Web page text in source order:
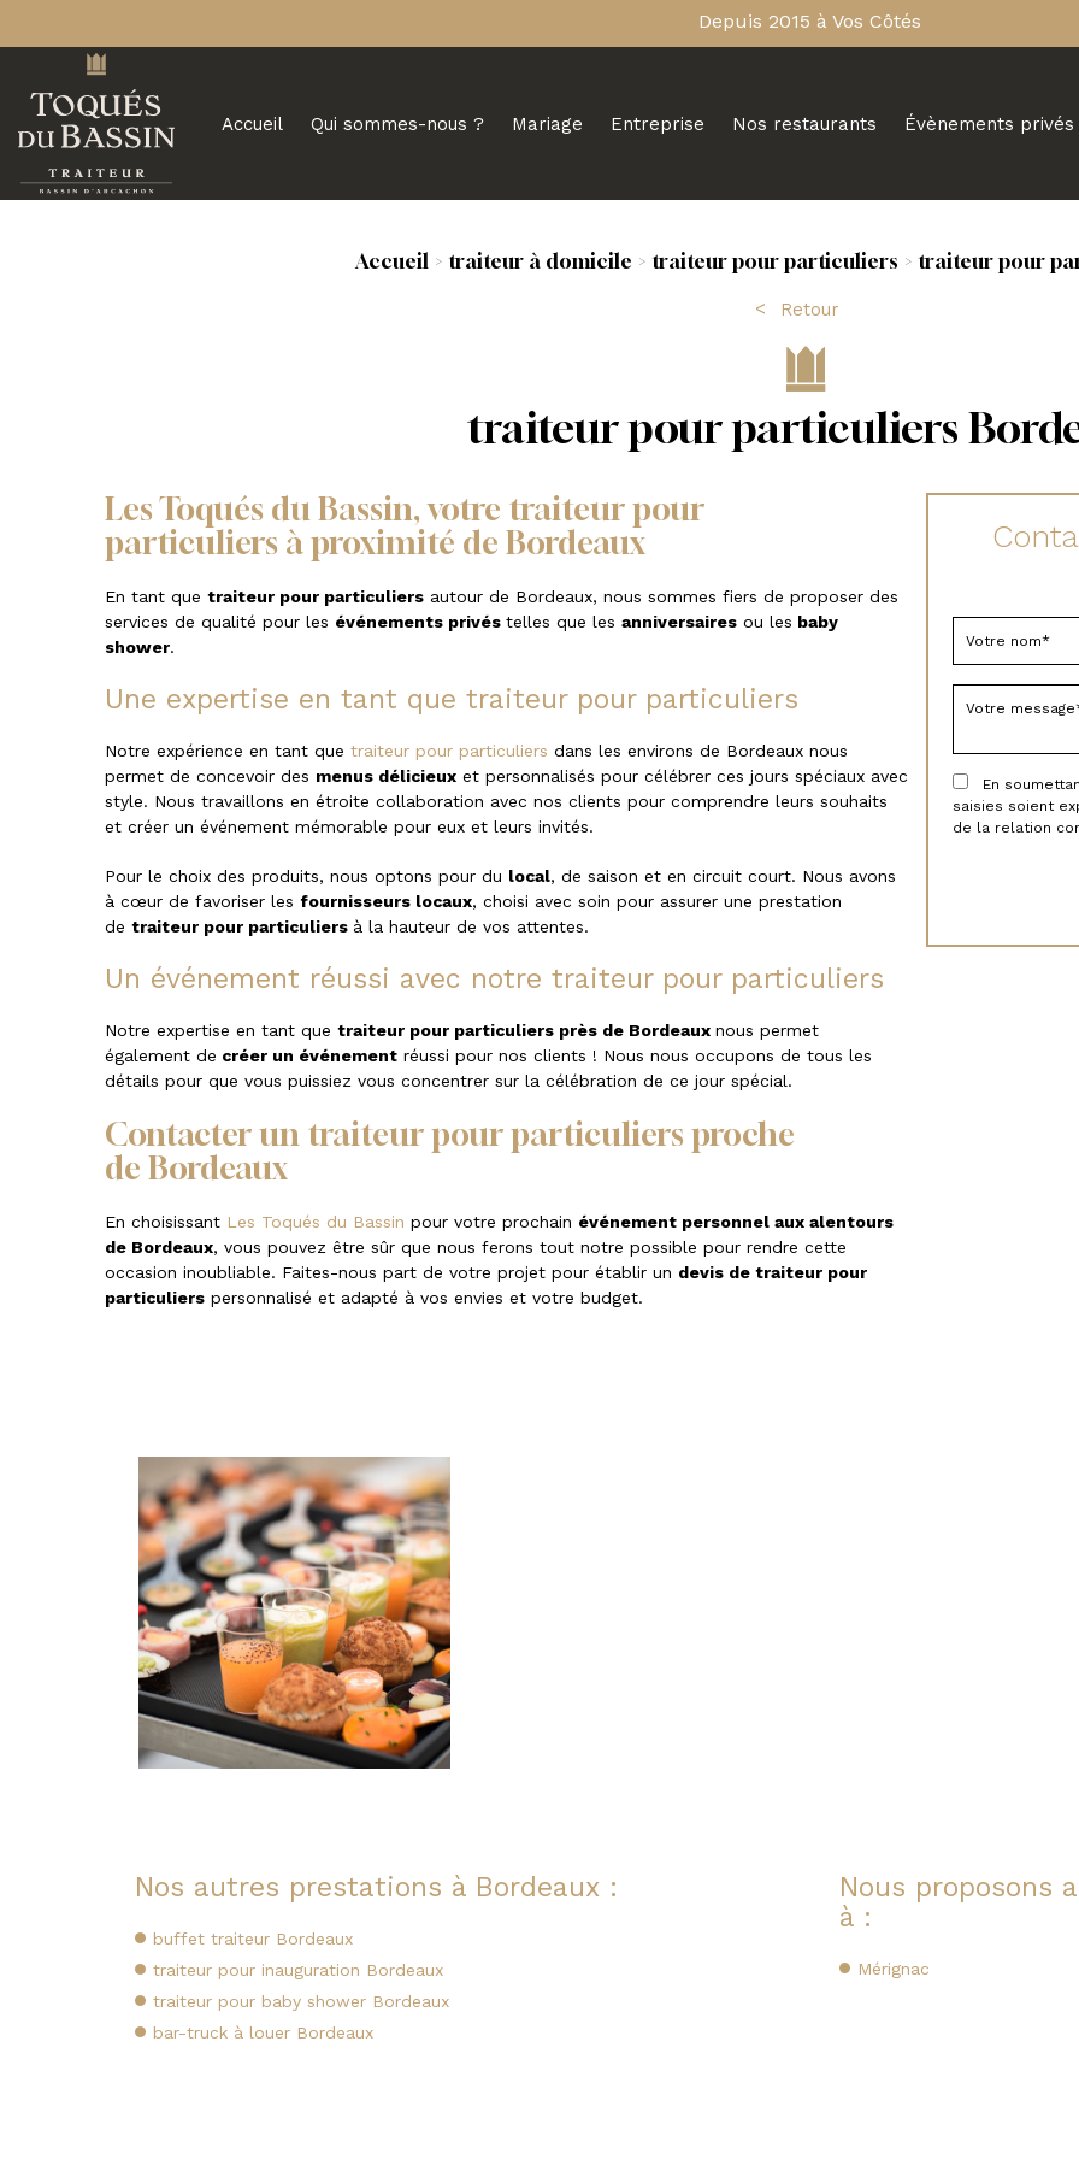
Depuis 2015 à Vos Côtés
Accueil Qui sommes-nous ? Mariage Entreprise Nos restaurants Évènements privés
Accueil traiteur à domicile traiteur pour particuliers traiteur pour
Retour
traiteur pour particuliers
Les Toqués du Bassin, votre traiteur pour
particuliers à proximité de Bordeaux
En tant que traiteur pour particuliers autour de Bordeaux, nous sommes fiers de proposer des
services de qualité pour les événements privés telles que les anniversaires ou les baby
shower.
Une expertise en tant que traiteur pour particuliers
Notre expérience en tant que traiteur pour particuliers dans les environs de Bordeaux nous
permet de concevoir des menus délicieux et personnalisés pour célébrer ces jours spéciaux avec
style. Nous travaillons en étroite collaboration avec nos clients pour comprendre leurs souhaits
et créer un événement mémorable pour eux et leurs invités.
Pour le choix des produits, nous optons pour du local, de saison et en circuit court. Nous avons
à cœur de favoriser les fournisseurs locaux, choisi avec soin pour assurer une prestation
de traiteur pour particuliers à la hauteur de vos attentes.
Un événement réussi avec notre traiteur pour particuliers
Notre expertise en tant que traiteur pour particuliers près de Bordeaux nous permet
également de créer un événement réussi pour nos clients ! Nous nous occupons de tous les
détails pour que vous puissiez vous concentrer sur la célébration de ce jour spécial.
Contacter un traiteur pour particuliers proche
de Bordeaux
En choisissant Les Toqués du Bassin pour votre prochain événement personnel aux alentours
de Bordeaux, vous pouvez être sûr que nous ferons tout notre possible pour rendre cette
occasion inoubliable. Faites-nous part de votre projet pour établir un devis de traiteur pour
particuliers personnalisé et adapté à vos envies et votre budget.
En
saisies soient
de la relation
Nos autres prestations à Bordeaux :
buffet traiteur Bordeaux
traiteur pour inauguration Bordeaux
traiteur pour baby shower Bordeaux
bar-truck à louer Bordeaux
Nous proposons
à :
Mérignac